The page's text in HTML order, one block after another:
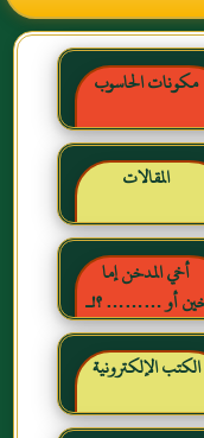
مكونات الحاسوب
المقالات
أخي المدخن إما
أو ……… ؟!ـ
ناطقة ، لكن
المدخنون حرره
عبد الرحمن بن حمد
الشايع
الكتب الإلكترونية